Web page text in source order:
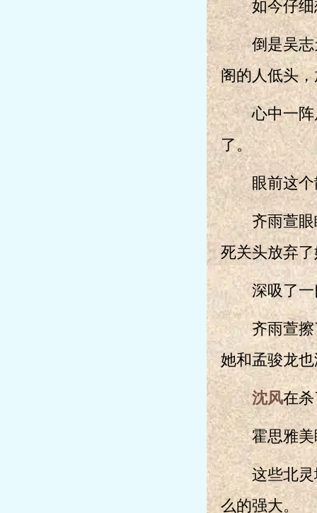
如今仔细
倒是吴志天
阁的人低头
心中一阵后
了。
眼前这个散
齐雨萱眼眶
死关头放弃
深吸了一
齐雨萱擦了
她和孟骏龙
沈风在
霍思雅美眸
这些北灵城
么的强大。